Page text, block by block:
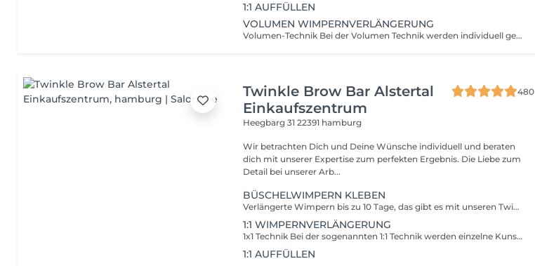
1:1 AUFFÜLLEN
VOLUMEN WIMPERNVERLÄNGERUNG
Volumen-Technik Bei der Volumen Technik werden individuell gestaltete Kunsthaarfächer auf die einzelne Echthaarwimper gesetzt. Diese Methode besticht durch ihre große Vielfalt. Looks von sehr natürlich, fast unsichtbar bis hin zu intensiv und ausdrucksstark ist hier kein Problem.
Twinkle Brow Bar Alstertal
Einkaufszentrum
480
Heegbarg 3122391 hamburg
Wir betrachten Dich und Deine Wünsche individuell und beraten
dich mit unserer Expertise zum perfekten Ergebnis. Die Liebe zum
Detail bei unserer Arb...
BÜSCHELWIMPERN KLEBEN
Verlängerte Wimpern bis zu 10 Tage, das gibt es mit unseren Twinkle Büschelwimpern. Kleine Wimpernbüschel werden mit einem speziellen Kleber und einer eigenen Klebetechnik an den natürlichen Wimpern befestigt. Der Look, sowie Länge und Intensität sind von Dir frei wählbar und werden in einem individuellen Gespräch festgelegt.
1:1 WIMPERNVERLÄNGERUNG
1x1 Technik Bei der sogenannten 1:1 Technik werden einzelne Kunstwimpern an einzelne Naturwimpern appliziert. Diese Technik ist besonders für Wimperneinsteiger gut geeignet und bei Wunsch auch jederzeit auf die Volumentechnik erweiterbar.
1:1 AUFFÜLLEN